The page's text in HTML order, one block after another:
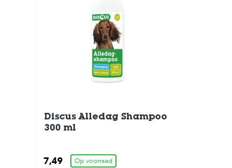
Discus Alledag Shampoo
300 ml
7,49
Op voorraad